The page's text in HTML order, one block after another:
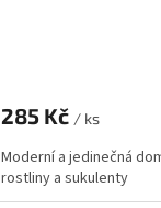
285 Kč / ks
Moderní a jedinečná
rostliny a sukulenty